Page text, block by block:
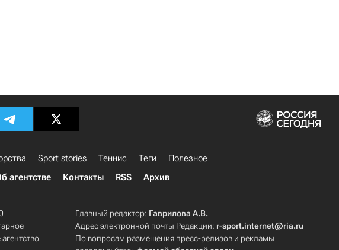
Sport stories Теннис Теги
Полезное
агентстве Контакты RSS Архив
Главный редактор: Гаврилова А.В.
Адрес электронной почты Редакции: r-sport.internet@ria.ru
По вопросам размещения пресс-релизов и рекламы